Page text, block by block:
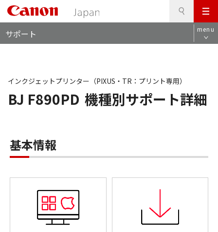
メ
ニ
ュ
サポート menu
BJ F890PD 機種別サポート詳細
インクジェットプリンター（PIXUS・TR：プリント専用）
基本情報